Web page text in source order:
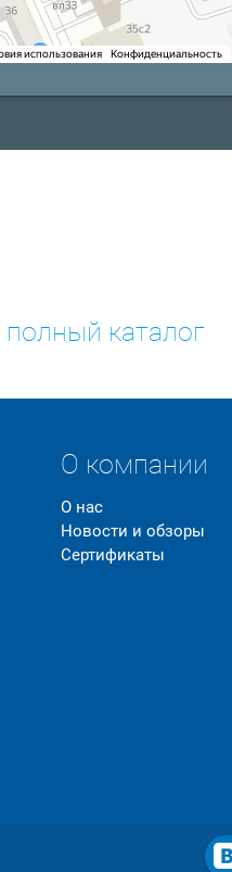
полный каталог
О компании
О нас
Новости и обзоры
Сертификаты